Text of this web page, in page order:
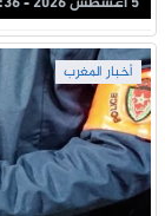
أخبار المغرب